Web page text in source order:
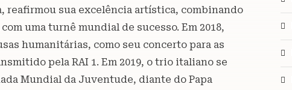
reafirmou sua excelência artística, combinando
uma turnê mundial de sucesso. Em 2018,
humanitárias, como seu concerto para as
pela RAI 1. Em 2019, o trio italiano se
Mundial da Juventude, diante do Papa